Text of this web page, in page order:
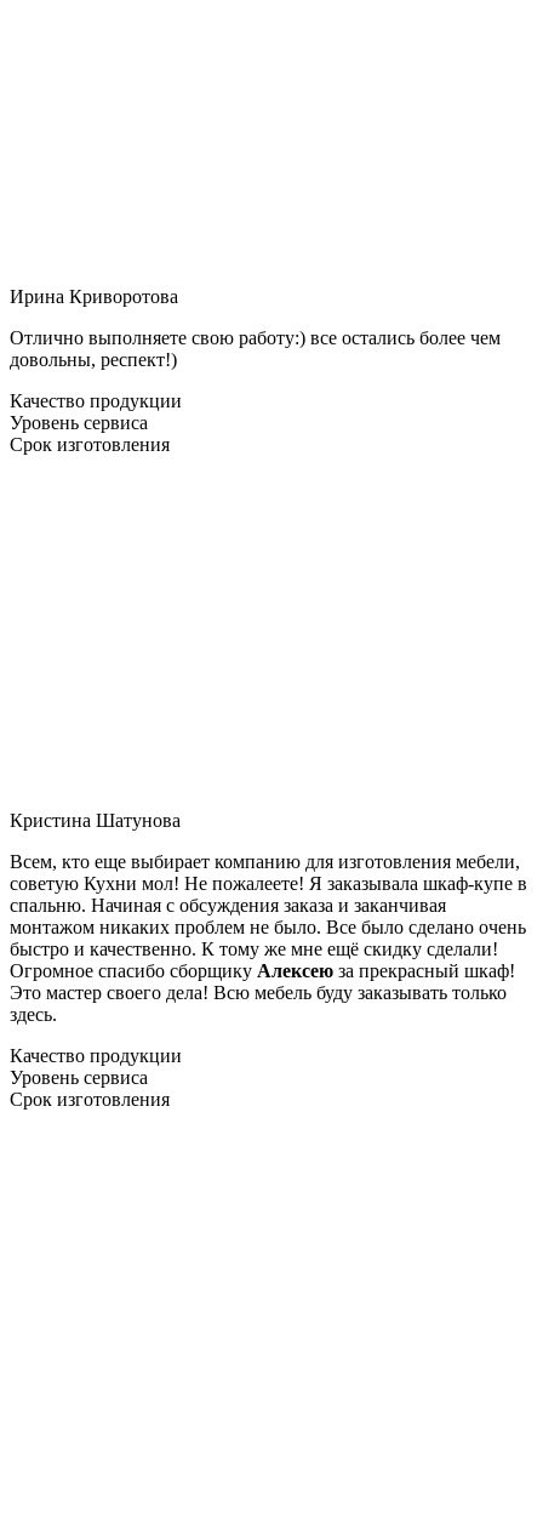
Ирина Криворотова
Отлично выполняете свою работу:) все остались более чем
довольны, респект!)
Качество продукции
Уровень сервиса
Срок изготовления
Кристина Шатунова
Всем, кто еще выбирает компанию для изготовления мебели,
советую Кухни мол! Не пожалеете! Я заказывала шкаф-купе в
спальню. Начиная с обсуждения заказа и заканчивая
монтажом никаких проблем не было. Все было сделано очень
быстро и качественно. К тому же мне ещё скидку сделали!
Огромное спасибо сборщику Алексею за прекрасный шкаф!
Это мастер своего дела! Всю мебель буду заказывать только
здесь.
Качество продукции
Уровень сервиса
Срок изготовления